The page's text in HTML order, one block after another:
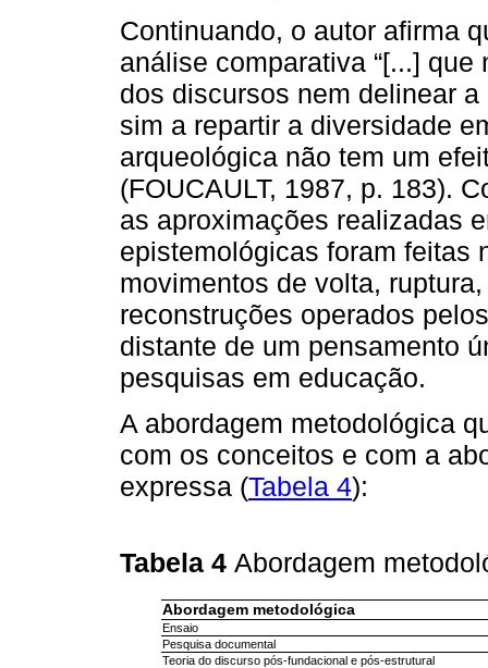
Continuando, o autor afirma
análise comparativa “[...]
dos discursos nem delinear
sim a repartir a diversidade
arqueológica não tem um
(FOUCAULT, 1987, p. 183).
as aproximações realizadas
epistemológicas foram feitas
movimentos de volta,
reconstruções operados
distante de um pensamento
pesquisas em educação.
A abordagem metodológica
com os conceitos e com a
expressa (Tabela 4):
Tabela 4 Abordagem
Abordagem metodológica
Ensaio
Pesquisa documental
Teoria do discurso pós-fundacional e pós-estrutural